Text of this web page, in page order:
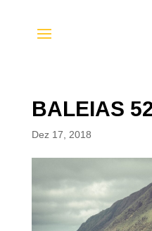
BALEIAS
Dez 17, 2018